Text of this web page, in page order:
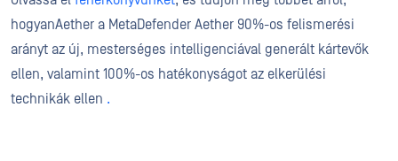
hogyanAether a MetaDefender Aether 90%-os felismerési
arányt az új, mesterséges intelligenciával generált kártevők
ellen, valamint 100%-os hatékonyságot az elkerülési
technikák ellen .